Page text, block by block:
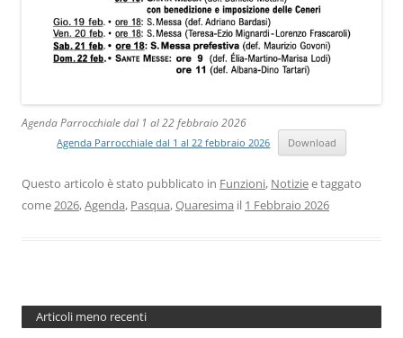
Agenda Parrocchiale dal 1 al 22 febbraio 2026
Agenda Parrocchiale dal 1 al 22 febbraio 2026 Download
Questo articolo è stato pubblicato in Funzioni, Notiziee taggato
come2026,Agenda, Pasqua,Quaresima il 1 Febbraio 2026
Articoli meno recenti